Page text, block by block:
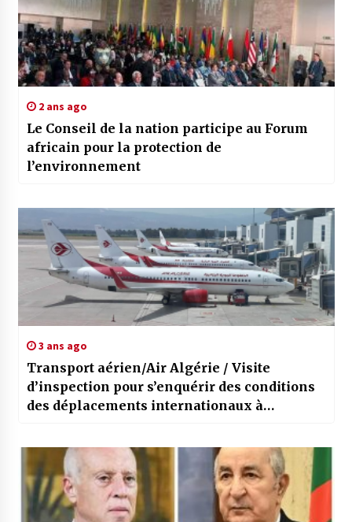
2 ans ago
Le Conseil de la nation participe au Forum
africain pour la protection de
l’environnement
3 ans ago
Transport aérien/Air Algérie / Visite
d’inspection pour s’enquérir des conditions
des déplacements internationaux à